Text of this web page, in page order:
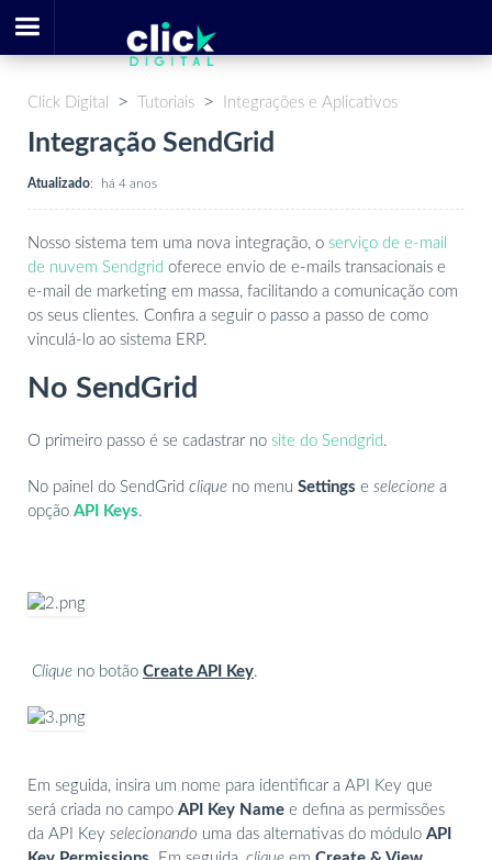
Click Digital Tutoriais Integrações e Aplicativos
Integração SendGrid
Atualizado: há 4 anos
Nosso sistema tem uma nova integração, o serviço de e-mail
de nuvem Sendgrid oferece envio de e-mails transacionais e
e-mail de marketing em massa, facilitando a comunicação com
os seus clientes. Confira a seguir o passo a passo de como
vinculá-lo ao sistema ERP.
No SendGrid
O primeiro passo é se cadastrar no site do Sendgrid.
No painel do SendGrid clique no menu Settings e selecione a
opção API Keys.
Clique no botão Create API Key.
Em seguida, insira um nome para identificar a API Key que
será criada no campo API Key Name e defina as permissões
da API Key selecionando uma das alternativas do módulo API